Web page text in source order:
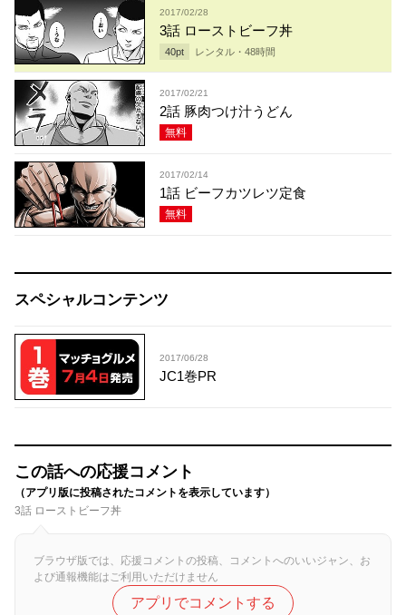
2017/02/28
3話 ローストビーフ丼
40pt レンタル・ 48時間
2017/02/21
2話 豚肉つけ汁うどん
無料
2017/02/14
1話 ビーフカツレツ定食
無料
スペシャルコンテンツ
2017/06/28
JC1巻PR
この話への応援コメント
（アプリ版に投稿されたコメントを表示しています）
3話 ローストビーフ丼
ブラウザ版では、応援コメントの投稿、コメントへのいいジャン、お
よび通報機能はご利用いただけません
アプリでコメントする